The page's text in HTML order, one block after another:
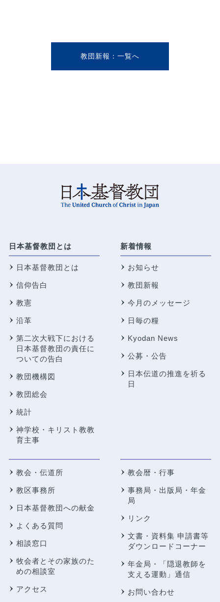
教団新報
日本基督教団とは
日本基督教団とは
信仰告白
教憲
沿革
第二次大戦下における
日本基督教団の責任に
ついての告白
教団機構図
教団総会
統計
神学校・キリスト教教
育主事
新着情報
お知らせ
教団新報
今月のメッセージ
日毎の糧
Kyodan News
公募・公告
日本伝道の推進を祈る
日
教会・伝道所
教区事務所
日本基督教団への献金
よくある質問
相談窓口
牧会者とその家族のた
めの相談室
アクセス
教会暦・行事
事務局・出版局・年金
局
リンク
文書・資料集 申請書等
ダウンロードコーナー
年金局・
「隠退教師を
支える運動」通信
お問い合わせ